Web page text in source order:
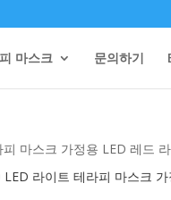
마스크 문의하기
마스크 가정용 LED 레드
라이트 테라피 마스크